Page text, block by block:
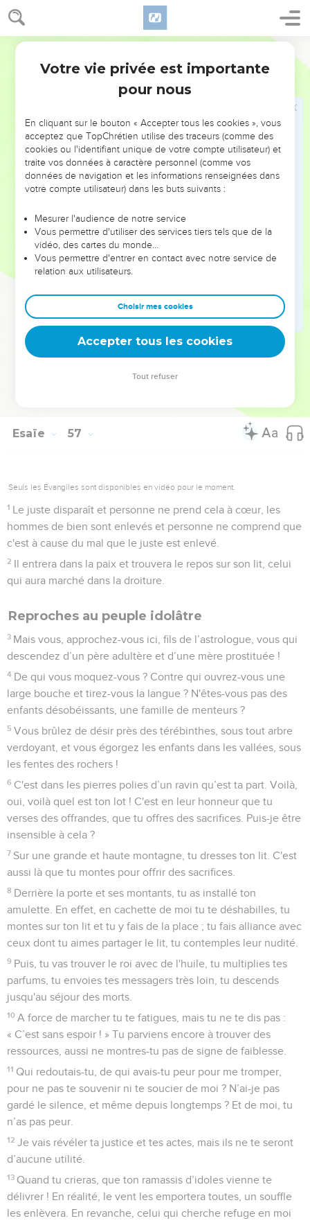
Esaïe 56
serviteurs, tous ceux qui respecteront le sabbat au lieu de le
violer et qui resteront attachés à mon alliance,
je les amènerai sur ma montagne sainte et je les réjouirai
dans ma maison de prière. Leurs holocaustes et leurs
sacrifices seront acceptés sur mon autel, car *mon temple
sera appelé une maison de prière pour tous les peuples.
Déclaration du Seigneur, de l'Eternel, de celui qui
rassemble les exilés d'Israël : J’en rassemblerai d'autres en
les ajoutant à lui, aux siens déjà rassemblés.
Des responsables indignes
bêtes de la forêt !
Ses guetteurs sont tous aveugles, incompétents. Ils ne
sont tous que des chiens muets, incapables d’aboyer. Ils
rêvent couchés, tant ils aiment sommeiller.
Pourtant, ce sont aussi des chiens voraces, insatiables. Ce
sont des bergers incompétents en matière de discernement.
Tous suivent leur propre voie, chacun sans exception à la
recherche de son profit.
Ils disent : « Venez, je vais chercher du vin et nous boirons
Esaïe 57
Seuls les Évangiles sont disponibles en vidéo pour le moment.
1 Le juste disparaît et personne ne prend cela à cœur, les
hommes de bien sont enlevés et personne ne comprend que
c'est à cause du mal que le juste est enlevé.
2 Il entrera dans la paix et trouvera le repos sur son lit, celui
qui aura marché dans la droiture.
Reproches au peuple idolâtre
3 Mais vous, approchez-vous ici, fils de l’astrologue, vous qui
descendez d’un père adultère et d’une mère prostituée !
4 De qui vous moquez-vous ? Contre qui ouvrez-vous une
large bouche et tirez-vous la langue ? N'êtes-vous pas des
enfants désobéissants, une famille de menteurs ?
5 Vous brûlez de désir près des térébinthes, sous tout arbre
verdoyant, et vous égorgez les enfants dans les vallées, sous
les fentes des rochers !
6 C'est dans les pierres polies d’un ravin qu’est ta part. Voilà,
oui, voilà quel est ton lot ! C'est en leur honneur que tu
verses des offrandes, que tu offres des sacrifices. Puis-je être
insensible à cela ?
7 Sur une grande et haute montagne, tu dresses ton lit. C'est
aussi là que tu montes pour offrir des sacrifices.
8 Derrière la porte et ses montants, tu as installé ton
amulette. En effet, en cachette de moi tu te déshabilles, tu
montes sur ton lit et tu y fais de la place ; tu fais alliance avec
ceux dont tu aimes partager le lit, tu contemples leur nudité.
9 Puis, tu vas trouver le roi avec de l'huile, tu multiplies tes
parfums, tu envoies tes messagers très loin, tu descends
jusqu'au séjour des morts.
10 A force de marcher tu te fatigues, mais tu ne te dis pas :
« C’est sans espoir ! » Tu parviens encore à trouver des
ressources, aussi ne montres-tu pas de signe de faiblesse.
11 Qui redoutais-tu, de qui avais-tu peur pour me tromper,
pour ne pas te souvenir ni te soucier de moi ? N’ai-je pas
gardé le silence, et même depuis longtemps ? Et de moi, tu
n’as pas peur.
12 Je vais révéler ta justice et tes actes, mais ils ne te seront
d’aucune utilité.
13 Quand tu crieras, que ton ramassis d’idoles vienne te
délivrer ! En réalité, le vent les emportera toutes, un souffle
les enlèvera. En revanche, celui qui cherche refuge en moi
Votre vie privée est importante
pour nous
En cliquant sur le bouton « Accepter tous les cookies », vous
acceptez que TopChrétien utilise des traceurs (comme des
cookies ou l'identifiant unique de votre compte utilisateur) et
traite vos données à caractère personnel (comme vos
données de navigation et les informations renseignées dans
votre compte utilisateur) dans les buts suivants :
Mesurer l'audience de notre service
Vous permettre d'utiliser des services tiers tels que de la
vidéo, des cartes du monde…
Vous permettre d'entrer en contact avec notre service de
relation aux utilisateurs.
Choisir mes cookies
Accepter tous les cookies
Tout refuser